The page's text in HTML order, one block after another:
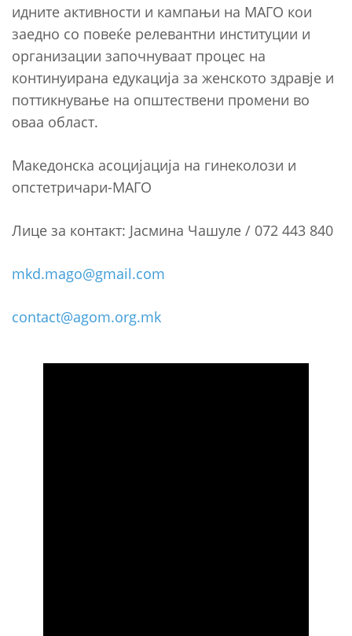
идните активности и кампањи на МАГО кои
заедно со повеќе релевантни институции и
организации започнуваат процес на
континуирана едукација за женското здравје и
поттикнување на општествени промени во
оваа област.
Македонска асоцијација на гинеколози и
опстетричари-МАГО
Лице за контакт: Јасмина Чашуле / 072 443 840
mkd.mago@gmail.com
contact@agom.org.mk